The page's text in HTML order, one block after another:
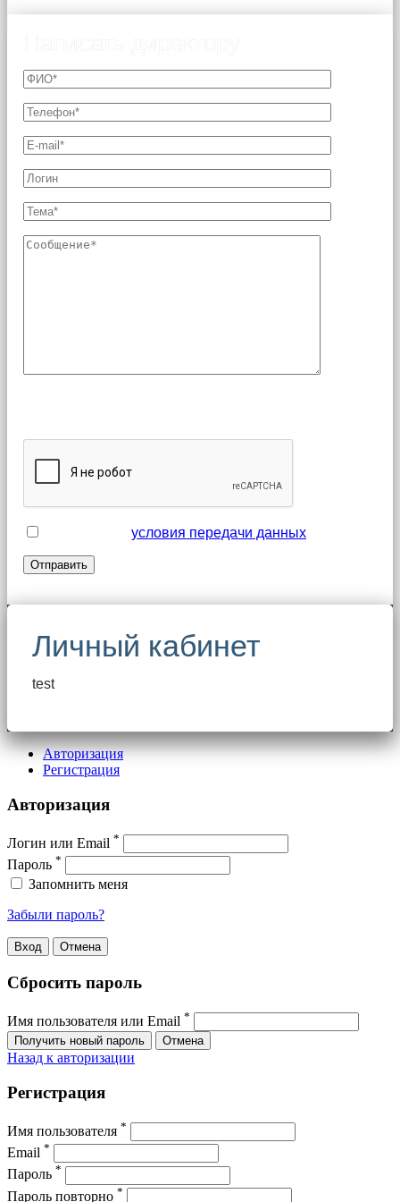
условия передачи данных
Личный кабинет
test
Авторизация
Регистрация
Авторизация
Логин или Email *
Пароль *
Запомнить меня
Забыли пароль?
Сбросить пароль
Имя пользователя или Email *
Назад к авторизации
Регистрация
Имя пользователя *
Email *
Пароль *
Пароль повторно *